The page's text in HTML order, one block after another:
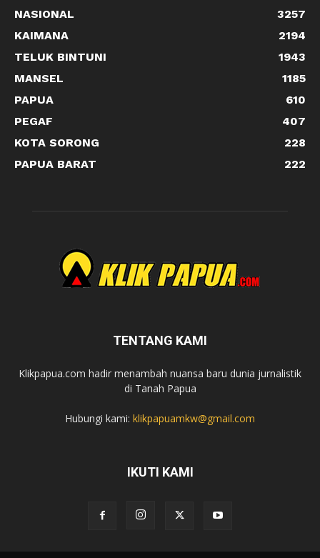
NASIONAL
3257
KAIMANA
2194
TELUK BINTUNI
1943
MANSEL
1185
PAPUA
610
PEGAF
407
KOTA SORONG
228
PAPUA BARAT
222
TENTANG KAMI
Klikpapua.com hadir menambah nuansa baru dunia jurnalistik
di Tanah Papua
Hubungi kami: klikpapuamkw@gmail.com
IKUTI KAMI